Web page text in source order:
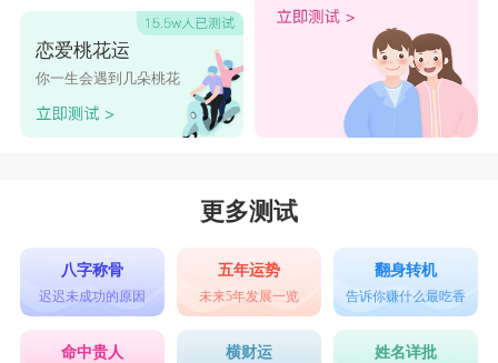
恋爱桃花运
你一生会遇到几朵桃花
更多测试
八字称骨
迟迟未成功的原因
五年运势
未来5年发展一览
翻身转机
告诉你赚什么最吃香
命中贵人 横财运 姓名详批